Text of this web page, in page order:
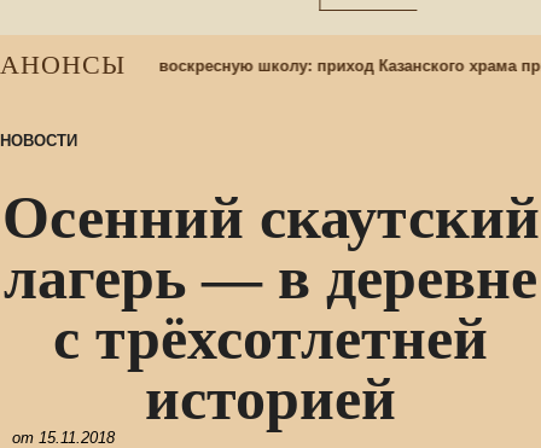
АНОНСЫ
Набор учащихся в воскресную школу: приход Казанского храма
НОВОСТИ
Осенний скаутский
лагерь — в деревне
с трёхсотлетней
историей
от 15.11.2018